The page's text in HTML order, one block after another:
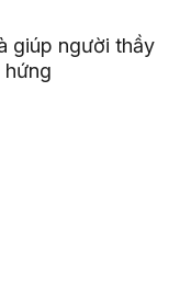
giúp người thầy
hứng